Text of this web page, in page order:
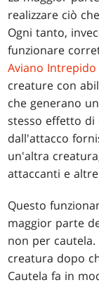
realizzare ciò
Ogni tanto,
funzionare
Aviano Intrepido
creature con
che generano
stesso effetto di
dall'attacco
un'altra
attaccanti e
Questo
maggior parte
non per
creatura dopo
Cautela fa in